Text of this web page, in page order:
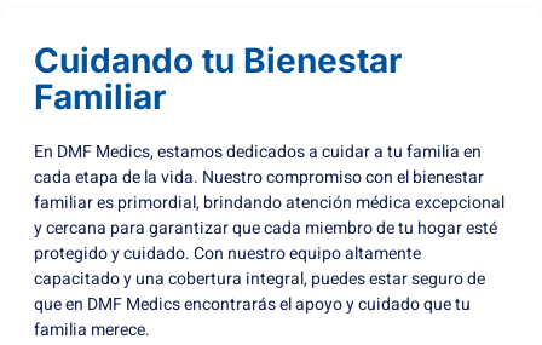
Cuidando tu Bienestar
Familiar
En DMF Medics, estamos dedicados a cuidar a tu familia en
cada etapa de la vida. Nuestro compromiso con el bienestar
familiar es primordial, brindando atención médica excepcional
y cercana para garantizar que cada miembro de tu hogar esté
protegido y cuidado. Con nuestro equipo altamente
capacitado y una cobertura integral, puedes estar seguro de
que en DMF Medics encontrarás el apoyo y cuidado que tu
familia merece.